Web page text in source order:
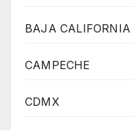
BAJA CALIFORNIA
CAMPECHE
CDMX